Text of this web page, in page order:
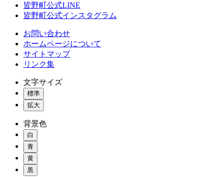
皆野町公式LINE
皆野町公式インスタグラム
お問い合わせ
ホームページについて
サイトマップ
リンク集
文字サイズ
標準
拡大
背景色
白
青
黄
黒